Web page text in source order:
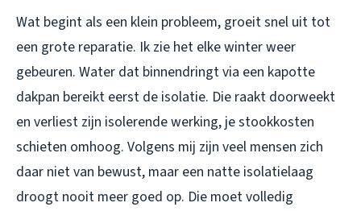
Wat begint als een klein probleem, groeit snel uit tot
een grote reparatie. Ik zie het elke winter weer
gebeuren. Water dat binnendringt via een kapotte
dakpan bereikt eerst de isolatie. Die raakt doorweekt
en verliest zijn isolerende werking, je stookkosten
schieten omhoog. Volgens mij zijn veel mensen zich
daar niet van bewust, maar een natte isolatielaag
droogt nooit meer goed op. Die moet volledig